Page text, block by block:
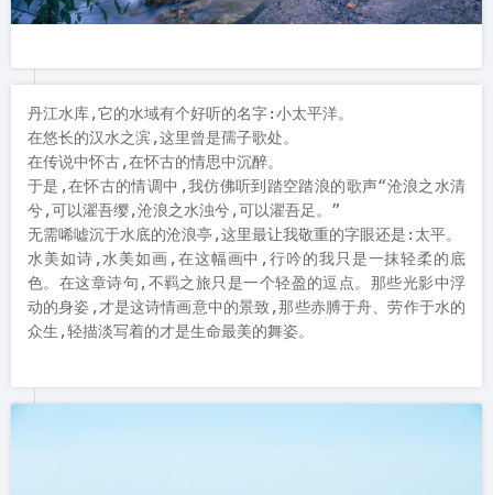
丹江水库,它的水域有个好听的名字:小太平洋。
在悠长的汉水之滨,这里曾是孺子歌处。
在传说中怀古,在怀古的情思中沉醉。
于是,在怀古的情调中,我仿佛听到踏空踏浪的歌声“沧浪之水清
兮,可以濯吾缨,沧浪之水浊兮,可以濯吾足。”
无需唏嘘沉于水底的沧浪亭,这里最让我敬重的字眼还是:太平。
水美如诗,水美如画,在这幅画中,行吟的我只是一抹轻柔的底
色。在这章诗句,不羁之旅只是一个轻盈的逗点。那些光影中浮
动的身姿,才是这诗情画意中的景致,那些赤膊于舟、劳作于水的